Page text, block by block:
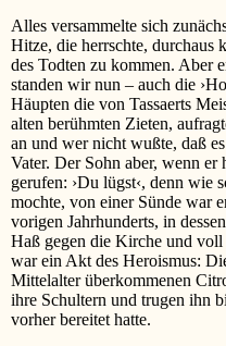
Alles versammelte sich
Hitze, die herrschte, durchaus
des Todten zu kommen. Aber
standen wir nun – auch die
Häupten die von Tassaerts
alten berühmten Zieten,
an und wer nicht wußte, daß
Vater. Der Sohn aber, wenn er
gerufen: ›Du lügst‹, denn wie
mochte, von einer Sünde war
vorigen Jahrhunderts, in
Haß gegen die Kirche und voll
war ein Akt des Heroismus:
Mittelalter überkommenen
ihre Schultern und trugen ihn
vorher bereitet hatte.